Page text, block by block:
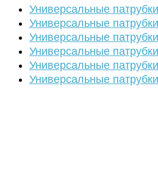
Универсальные
Универсальные
Универсальные
Универсальные
Универсальные
Универсальные